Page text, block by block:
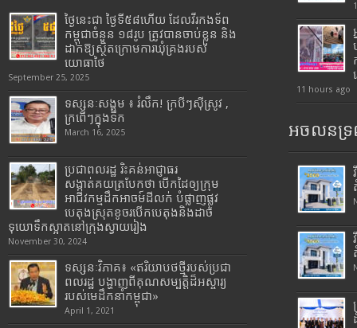
ថ្ងៃនេះជា ថ្ងៃទី៥៨ហើយ ដែលវីរកងទ័ព
កម្ពុជាចំនួន ១៨រូប ត្រូវបានចាប់ខ្លួន និង
ដាក់ឱ្យស្ថិតក្រោមការឃុំគ្រងរបស់
យោធាថៃ
September 25, 2025
ទស្សនៈសង្គម ៖ រំលឹក! ក្របីៗស៊ីស្រូវ ,
ក្រពើៗក្នុងទឹក
March 16, 2025
ប្រជាពលរដ្ឋ រិះគន់អាជ្ញាធរ
សង្កាត់គយត្របែកថា បើកដៃឲ្យក្រុម
អាជីវកម្មដឹកអាចម៍ដីលក់ បំផ្លាញផ្លូវ
បេតុងស្រុតខូចរបើកបេតុងនិងដាច់
ទុយោទឹកស្អាតនៅក្រុងស្វាយរៀង
November 30, 2024
ទស្សនៈវិភាគ៖ «ឥរិយាបថថ្មីរបស់ប្រជា
ពលរដ្ឋ បង្ហាញពីគុណសម្បត្តិដ៏អស្ចារ្យ
របស់មេដឹកនាំកម្ពុជា»
April 1, 2021
11 hours ago
អចលនទ្រ